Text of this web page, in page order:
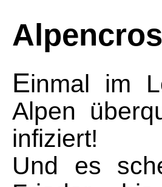
Einmal im
Alpen
infiziert!
Und es